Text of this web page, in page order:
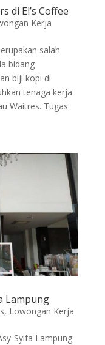
di El’s Coffee
Kerja
salah
bidang
biji kopi di
tenaga kerja
Waitres. Tugas
Lampung
, Lowongan Kerja
Syifa Lampung